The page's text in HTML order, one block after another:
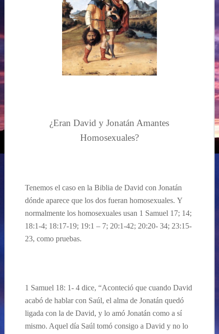
¿Eran David y Jonatán Amantes
Homosexuales?
Tenemos el caso en la Biblia de David con Jonatán
dónde aparece que los dos fueran homosexuales. Y
normalmente los homosexuales usan 1 Samuel 17; 14;
18:1-4; 18:17-19; 19:1 – 7; 20:1-42; 20:20- 34; 23:15-
23, como pruebas.
1 Samuel 18: 1- 4 dice, “Aconteció que cuando David
acabó de hablar con Saúl, el alma de Jonatán quedó
ligada con la de David, y lo amó Jonatán como a sí
mismo. Aquel día Saúl tomó consigo a David y no lo